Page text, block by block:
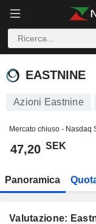
EASTNINE
EASTNINE
Azioni Eastnine
Mercato chiuso - Nasdaq
47,20 SEK
Panoramica
Valutazione: